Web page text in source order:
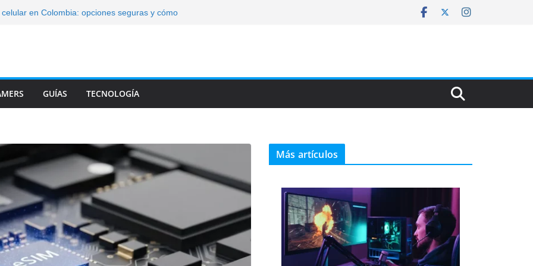
en Colombia: opciones seguras y cómo
del Redmi Note 15: lo que debes saber
GUÍAS TECNOLOGÍA
Más artículos